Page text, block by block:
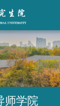
师学院